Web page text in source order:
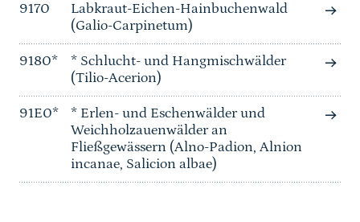
9170
Labkraut-Eichen-Hainbuchenwald
(Galio-Carpinetum)
9180*
* Schlucht- und Hangmischwälder
(Tilio-Acerion)
91E0*
* Erlen- und Eschenwälder und
Weichholzauenwälder an
Fließgewässern (Alno-Padion, Alnion
incanae, Salicion albae)